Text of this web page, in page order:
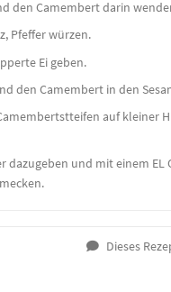
den Camembert darin
Pfeffer würzen.
Ei geben.
den Camembert in den
auf kleiner
und mit einem
Dieses